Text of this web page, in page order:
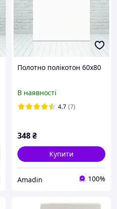
Полотно полікотон 60х80
В наявності
4.7 (7)
348₴
Купити
Amadin 100%